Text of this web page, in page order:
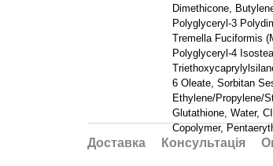
Dimethicone,
Polyglyceryl-3
Tremella Fuciformis
Polyglyceryl-4
6 Oleate, Sorbitan
Ethylene/Propylene/
Glutathione, Water,
Copolymer,
Доставка Консультація